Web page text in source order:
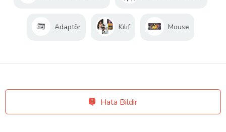
Adaptör Kılıf Mouse
Hata Bildir